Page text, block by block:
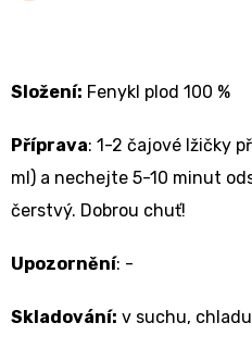
Složení: Fenykl plod 100 %
Příprava: 1-2 čajové lžičky
ml) a nechejte 5-10 minut
čerstvý. Dobrou chuť!
Upozornění: -
Skladování: v suchu,